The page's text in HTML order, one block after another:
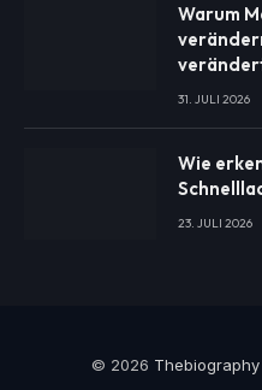
Warum
31. JULI 2026
Wie
23. JULI 2026
© 2026 Thebiography